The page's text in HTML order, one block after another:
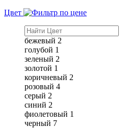
Цвет
бежевый 2
голубой 1
зеленый 2
золотой 1
коричневый 2
розовый 4
серый 2
синий 2
фиолетовый 1
черный 7